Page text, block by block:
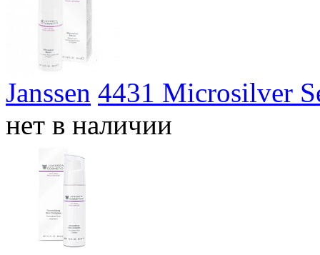
Janssen 4431 Microsilver
нет в наличии